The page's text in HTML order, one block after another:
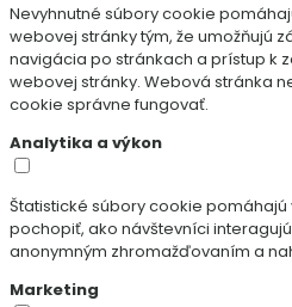
Nevyhnutné súbory cookie
webovej stránky tým, že umožňujú
navigácia po stránkach a prístup k
webovej stránky. Webová stránka
cookie správne fungovať.
Analytika a výkon
Štatistické súbory cookie
pochopiť, ako návštevníci
anonymným zhromažďovaním a
Marketing